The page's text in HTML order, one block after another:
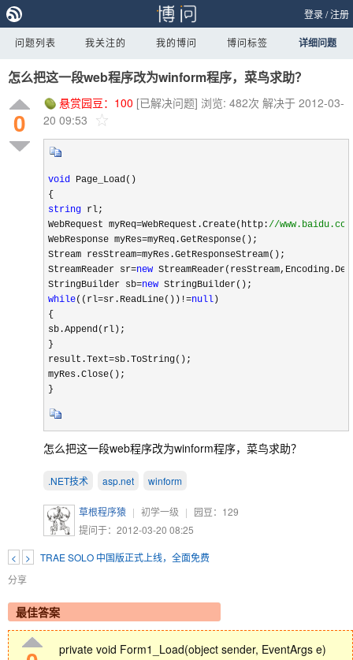
登录/注册
问题列表 我关注的 我的博问 博问标签 详细问题
怎么把这一段web程序改为winform程序，菜鸟求助？
0
悬赏园豆： 100 [已解决问题] 浏览: 482次 解决于 2012-03-
20 09:53
void Page_Load()
{
string rl;
WebRequest myReq=WebRequest.Create(http://
WebResponse myRes=myReq.GetResponse();
Stream resStream=myRes.GetResponseStream();
StreamReader sr=new
StringBuilder sb=new StringBuilder();
while((rl=sr.ReadLine())!=null)
{
sb.Append(rl);
}
result.Text=sb.ToString();
myRes.Close();
}
怎么把这一段web程序改为winform程序，菜鸟求助？
.NET技术 asp.net winform
草根程序猿 | 初学一级 | 园豆： 129
提问于：2012-03-20 08:25
< >
TRAE SOLO 中国版正式上线，全面免费
分享
最佳答案
private void Form1_Load(object sender, EventArgs e)